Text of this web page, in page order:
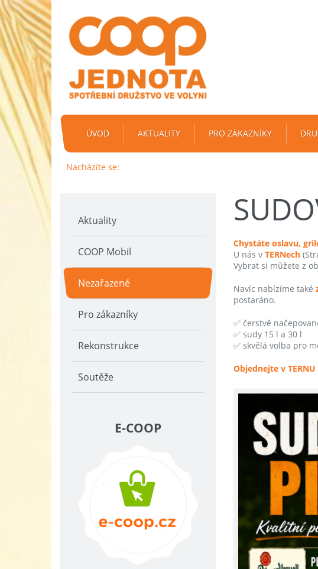
ÚVOD AKTUALITY PRO ZÁKAZNÍKY
Nacházíte se:
Chystáte oslavu,
U nás v TERNech
Vybrat si můžete z
Navíc nabízíme také
postaráno.
✅ čerstvě
✅ sudy 15 l a 30 l
✅ skvělá volba pro
Objednejte v
Aktuality
COOP Mobil
Nezařazené
Pro zákazníky
Rekonstrukce
Soutěže
E-COOP